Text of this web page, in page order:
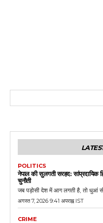
POLITICS
नेपाल की सुलगती सरहद: सांप्रदायिक
चुनौती
जब पड़ोसी देश में आग लगती है, तो धुआं
अगस्त 7, 2026 9:41 अपराह्न IST
CRIME